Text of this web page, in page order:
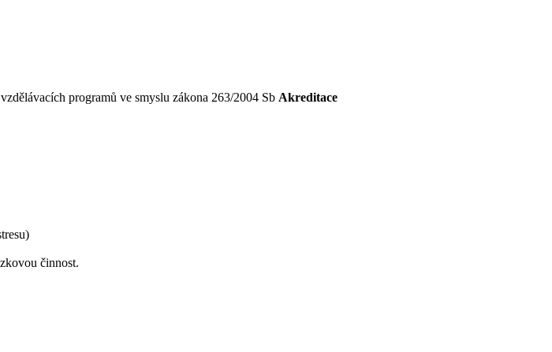
programů ve smyslu zákona 263/2004 Sb Akreditace
činnost.